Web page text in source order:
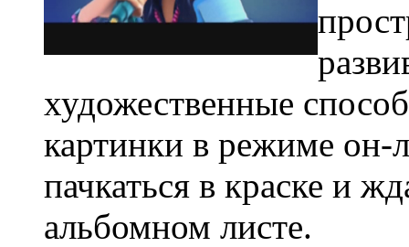
художественные
картинки в режиме он-
пачкаться в краске и
альбомном листе.